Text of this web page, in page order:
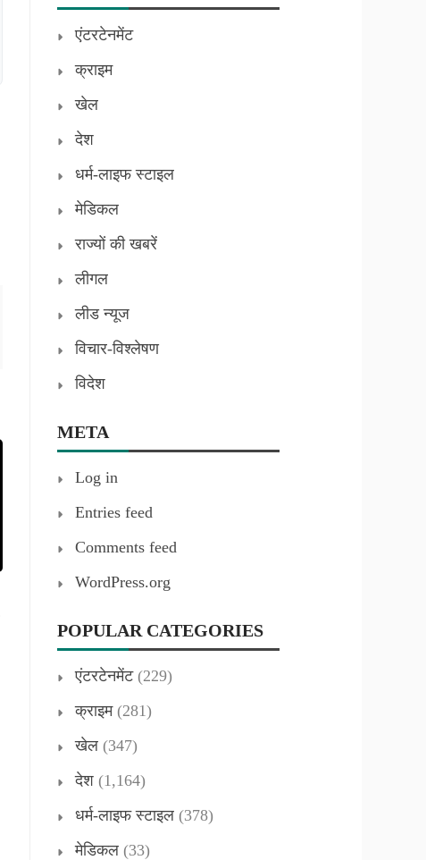
एंटरटेनमेंट
क्राइम
खेल
देश
धर्म-लाइफ स्टाइल
मेडिकल
राज्यों की खबरें
लीगल
लीड न्यूज
विचार-विश्लेषण
विदेश
META
Log in
Entries feed
Comments feed
WordPress.org
POPULAR CATEGORIES
एंटरटेनमेंट(229)
क्राइम(281)
खेल (347)
देश (1,164)
धर्म-लाइफ स्टाइल (378)
मेडिकल (33)